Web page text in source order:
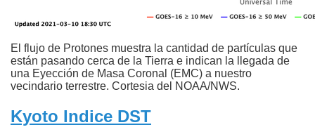
El flujo de Protones muestra la cantidad de partículas que
están pasando cerca de la Tierra e indican la llegada de
una Eyección de Masa Coronal (EMC) a nuestro
vecindario terrestre. Cortesia del NOAA/NWS.
Kyoto Indice DST